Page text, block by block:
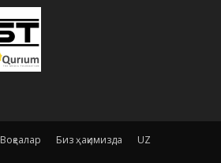
Воқеалар Биз ҳақимизда UZ